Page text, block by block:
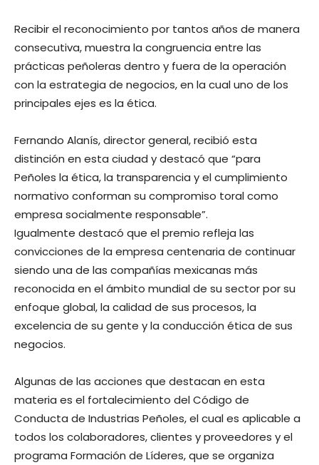
Recibir el reconocimiento por tantos años de manera
consecutiva, muestra la congruencia entre las
prácticas peñoleras dentro y fuera de la operación
con la estrategia de negocios, en la cual uno de los
principales ejes es la ética.
Fernando Alanís, director general, recibió esta
distinción en esta ciudad y destacó que “para
Peñoles la ética, la transparencia y el cumplimiento
normativo conforman su compromiso toral como
empresa socialmente responsable”.
Igualmente destacó que el premio refleja las
convicciones de la empresa centenaria de continuar
siendo una de las compañías mexicanas más
reconocida en el ámbito mundial de su sector por su
enfoque global, la calidad de sus procesos, la
excelencia de su gente y la conducción ética de sus
negocios.
Algunas de las acciones que destacan en esta
materia es el fortalecimiento del Código de
Conducta de Industrias Peñoles, el cual es aplicable a
todos los colaboradores, clientes y proveedores y el
programa Formación de Líderes, que se organiza